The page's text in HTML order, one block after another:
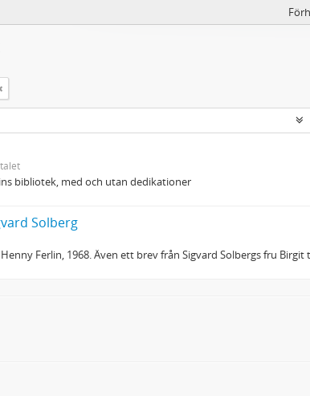
bibliotek, med och utan dedikationer
Solberg
Ferlin, 1968. Även ett brev från Sigvard Solbergs fru